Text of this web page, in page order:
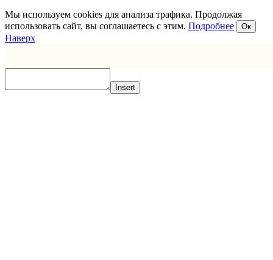
Мы используем cookies для анализа трафика. Продолжая
использовать сайт, вы соглашаетесь с этим. Подробнее Ок
Наверх
Insert